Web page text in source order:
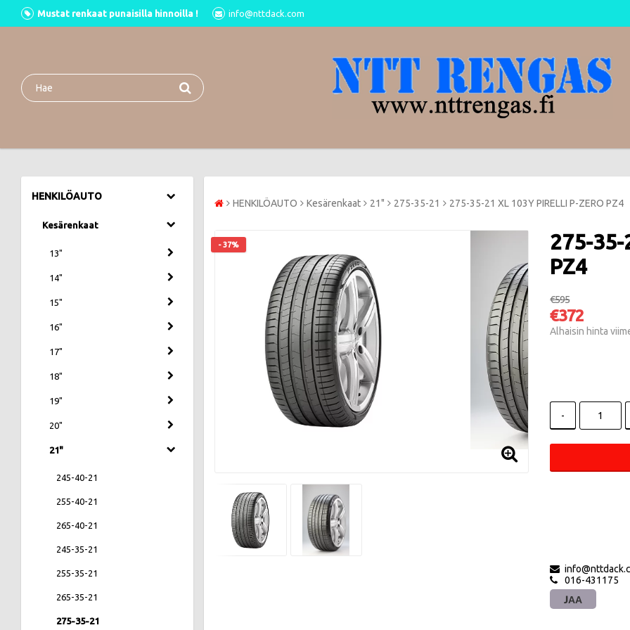
Mustat renkaat punaisilla hinnoilla ! info@nttdack.com
HENKILÖAUTO
Kesärenkaat
13"
14"
15"
16"
17"
18"
19"
20"
21"
245-40-21
255-40-21
265-40-21
245-35-21
255-35-21
265-35-21
275-35-21
HENKILÖAUTO Kesärenkaat 21" 275-35-21 275-35-21 XL 103Y PIRELLI P-ZERO PZ4
- 37%
275-35-
PZ4
€595
€372
Alhaisin hinta
-
016-431175
JAA